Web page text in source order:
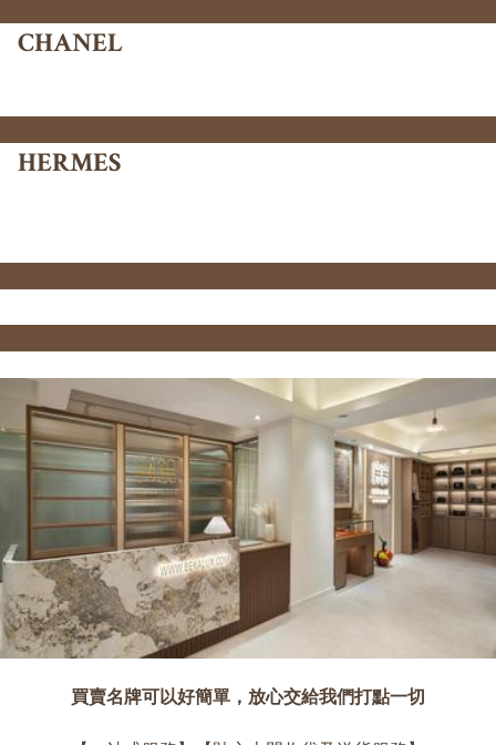
CHANEL
HERMES
買賣名牌可以好簡單，放心交給我們打點一切